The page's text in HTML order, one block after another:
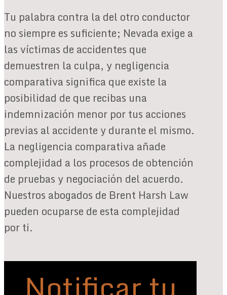
Tu palabra contra la del otro conductor
no siempre es suficiente; Nevada exige a
las víctimas de accidentes que
demuestren la culpa, y negligencia
comparativa significa que existe la
posibilidad de que recibas una
indemnización menor por tus acciones
previas al accidente y durante el mismo.
La negligencia comparativa añade
complejidad a los procesos de obtención
de pruebas y negociación del acuerdo.
Nuestros abogados de Brent Harsh Law
pueden ocuparse de esta complejidad
por ti.